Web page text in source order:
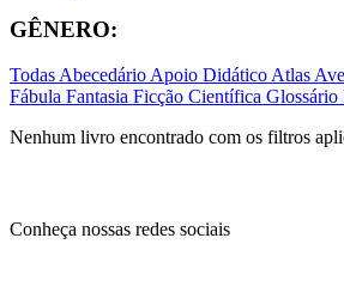
GÊNERO:
TodasAbecedárioApoio DidáticoAtlas
Fábula Fantasia Ficção Científica Glossário
Nenhum livro encontrado com os filtros
Conheça nossas redes sociais